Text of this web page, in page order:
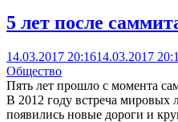
5 лет после
14.03.2017 20:1614.03.2017
Общество
Пять лет прошло с момента
В 2012 году встреча мировых
появились новые дороги и